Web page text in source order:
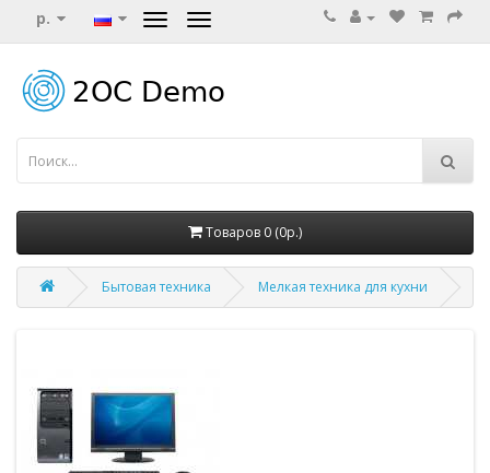
р.
Товаров 0 (0р.)
Бытовая техника Мелкая техника для кухни